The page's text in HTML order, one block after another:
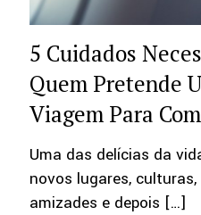
5 Cuidados
Quem Pretende
Viagem Para
Uma das delícias da
novos lugares,
amizades e depois […]